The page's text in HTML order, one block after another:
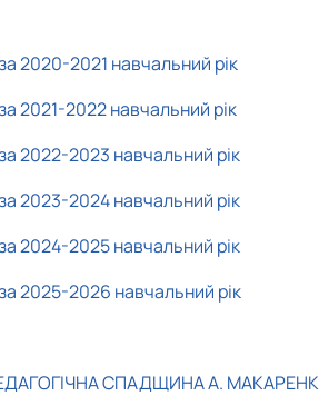
2020-2021 навчальний рік
2021-2022 навчальний рік
2022-2023 навчальний рік
2023-2024 навчальний рік
2024-2025 навчальний рік
2025-2026 навчальний рік
СПАДЩИНА А. МАКАРЕНКА: